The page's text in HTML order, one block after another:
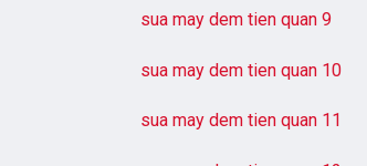
sua may dem tien quan 9
sua may dem tien quan 10
sua may dem tien quan 11